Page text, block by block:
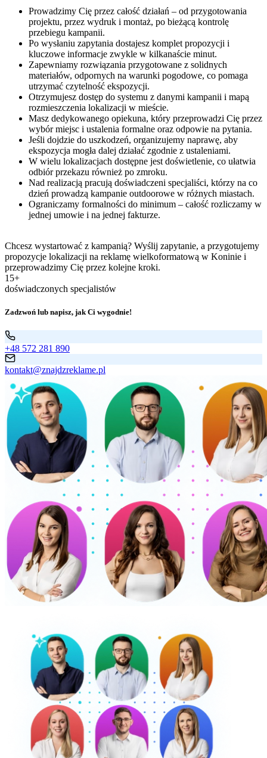
Prowadzimy Cię przez całość działań – od przygotowania
projektu, przez wydruk i montaż, po bieżącą kontrolę
przebiegu kampanii.
Po wysłaniu zapytania dostajesz komplet propozycji i
kluczowe informacje zwykle w kilkanaście minut.
Zapewniamy rozwiązania przygotowane z solidnych
materiałów, odpornych na warunki pogodowe, co pomaga
utrzymać czytelność ekspozycji.
Otrzymujesz dostęp do systemu z danymi kampanii i mapą
rozmieszczenia lokalizacji w mieście.
Masz dedykowanego opiekuna, który przeprowadzi Cię przez
wybór miejsc i ustalenia formalne oraz odpowie na pytania.
Jeśli dojdzie do uszkodzeń, organizujemy naprawę, aby
ekspozycja mogła dalej działać zgodnie z ustaleniami.
W wielu lokalizacjach dostępne jest doświetlenie, co ułatwia
odbiór przekazu również po zmroku.
Nad realizacją pracują doświadczeni specjaliści, którzy na co
dzień prowadzą kampanie outdoorowe w różnych miastach.
Ograniczamy formalności do minimum – całość rozliczamy w
jednej umowie i na jednej fakturze.
Chcesz wystartować z kampanią? Wyślij zapytanie, a przygotujemy
propozycje lokalizacji na reklamę wielkoformatową w Koninie i
przeprowadzimy Cię przez kolejne kroki.
15+
doświadczonych specjalistów
Zadzwoń lub napisz, jak Ci wygodnie!
+48 572 281 890
kontakt@znajdzreklame.pl